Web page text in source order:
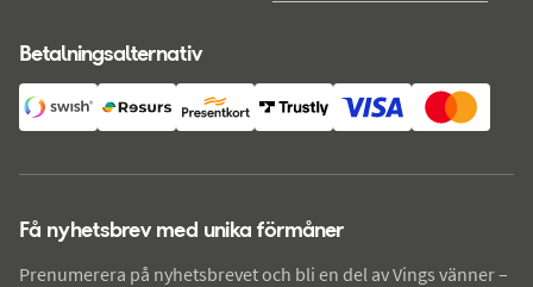
Betalningsalternativ
Få nyhetsbrev med unika förmåner
Prenumerera på nyhetsbrevet och bli en del av Vings vänner –